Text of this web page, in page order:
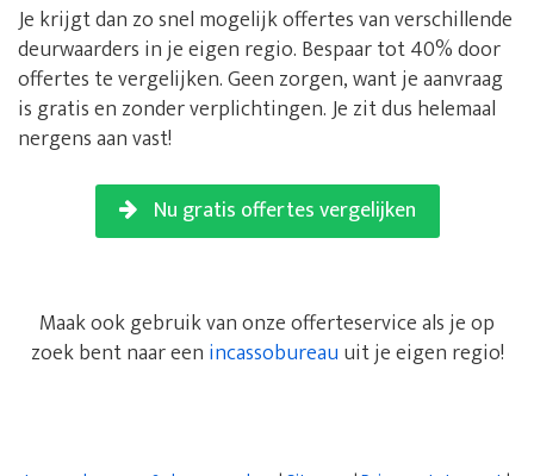
Je krijgt dan zo snel mogelijk offertes van verschillende
deurwaarders in je eigen regio. Bespaar tot 40% door
offertes te vergelijken. Geen zorgen, want je aanvraag
is gratis en zonder verplichtingen. Je zit dus helemaal
nergens aan vast!
Nu gratis offertes vergelijken
Maak ook gebruik van onze offerteservice als je op
zoek bent naar een incassobureau uit je eigen regio!